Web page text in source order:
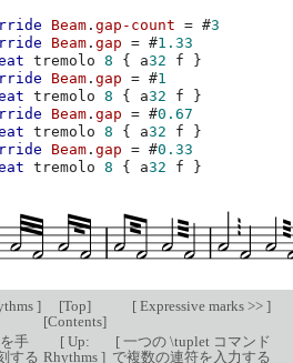
Beam .gap-count = #3
Beam .gap = #1.33
tremolo 8 { a32 f
}
Beam .gap = #1
tremolo 8 { a32 f
}
Beam .gap = #0.67
tremolo 8 { a32 f
}
Beam .gap = #0.33
tremolo 8 { a32 f
}
] [Top]
[Contents]
[Expressive marks >> ]
手
する
[Up:
Rhythms]
[一つの \tuplet コマンド
で複数の連符を入力する